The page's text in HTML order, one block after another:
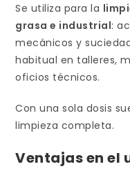
Se utiliza para la
grasa e industrial:
mecánicos y
habitual en talleres,
oficios técnicos.
Con una sola dosis
limpieza completa.
Ventajas en el